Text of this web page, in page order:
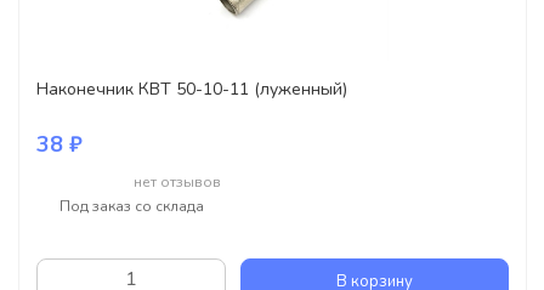
Наконечник КВТ 50-10-11 (луженный)
38 ₽
нет отзывов
Под заказ со склада
В корзину